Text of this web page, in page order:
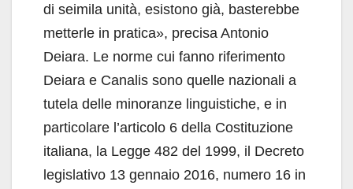
di seimila unità, esistono già, basterebbe
metterle in pratica», precisa Antonio
Deiara. Le norme cui fanno riferimento
Deiara e Canalis sono quelle nazionali a
tutela delle minoranze linguistiche, e in
particolare l’articolo 6 della Costituzione
italiana, la Legge 482 del 1999, il Decreto
legislativo 13 gennaio 2016, numero 16 in